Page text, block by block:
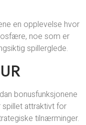
en opplevelse hvor
noe som er
spillerglede.
bonusfunksjonene
spillet attraktivt for
tilnærminger.